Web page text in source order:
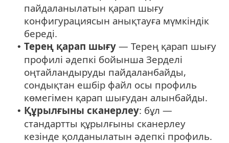
пайдаланылатын қарап шығу
конфигурациясын анықтауға мүмкіндік
береді.
• Терең қарап шығу — Терең қарап шығу
профилі әдепкі бойынша Зерделі
оңтайландыруды пайдаланбайды,
сондықтан ешбір файл осы профиль
көмегімен қарап шығудан алынбайды.
• Құрылғыны сканерлеу: бұл —
стандартты құрылғыны сканерлеу
кезінде қолданылатын әдепкі профиль.